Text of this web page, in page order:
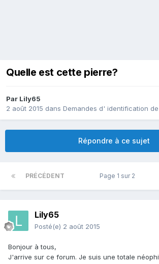
Quelle est cette pierre?
Par Lily65
2 août 2015 dans Demandes d' identification
Répondre à ce sujet
PRÉCÉDENT Page 1 sur 2
Lily65
Posté(e) 2 août 2015
Bonjour à tous,
J'arrive sur ce forum. Je suis une totale